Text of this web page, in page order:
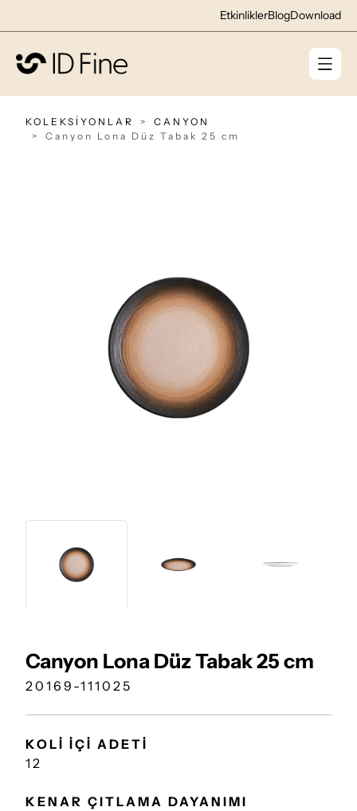
EtkinliklerBlogDownload
KOLEKSİYONLAR
CANYON
Canyon Lona Düz Tabak 25 cm
Canyon Lona Düz Tabak 25 cm
20169-111025
KOLİ İÇİ ADETİ
12
KENAR ÇITLAMA DAYANIMI